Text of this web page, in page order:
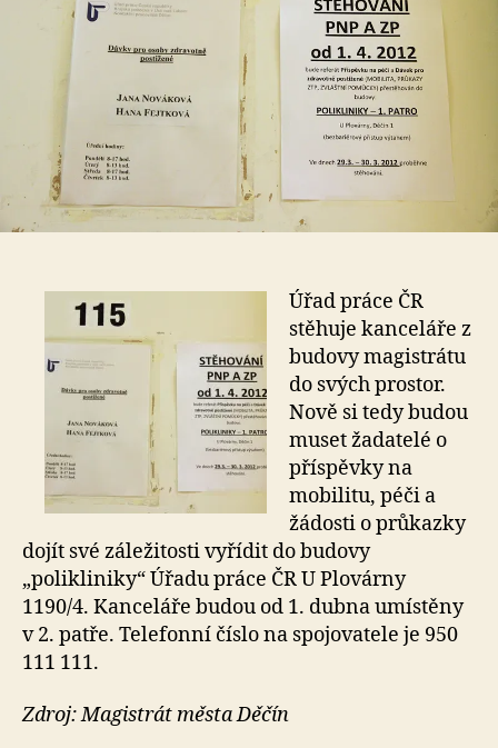
Úřad práce ČR
stěhuje kanceláře z
budovy magistrátu
do svých prostor.
Nově si tedy budou
muset žadatelé o
příspěvky na
mobilitu, péči a
žádosti o průkazky
dojít své záležitosti vyřídit do budovy
„polikliniky“ Úřadu práce ČR U Plovárny
1190/4. Kanceláře budou od 1. dubna umístěny
v 2. patře. Telefonní číslo na spojovatele je 950
111 111.
Zdroj: Magistrát města Děčín